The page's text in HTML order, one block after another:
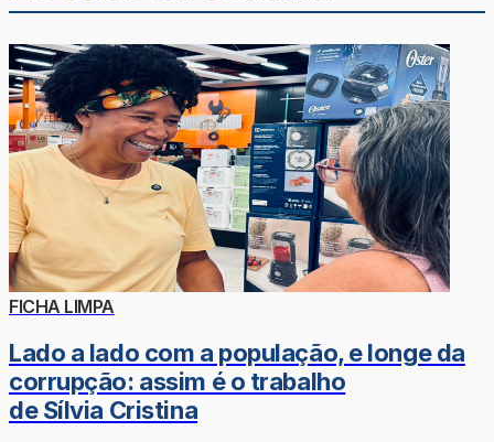
FICHA LIMPA
Lado a lado com a população, e longe da
corrupção: assim é o trabalho
de Sílvia Cristina